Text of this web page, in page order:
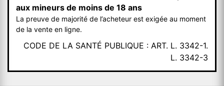
aux mineurs de moins de 18 ans
La preuve de majorité de l’acheteur est exigée au moment
de la vente en ligne.
CODE DE LA SANTÉ PUBLIQUE : ART. L. 3342-1.
L. 3342-3